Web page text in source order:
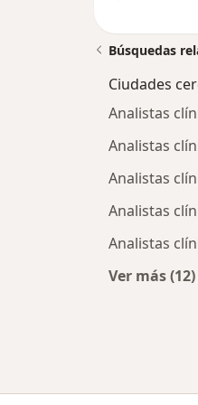
Búsquedas
Ciudades
Analistas
Analistas
Analistas
Analistas
Analistas
Ver más (12)